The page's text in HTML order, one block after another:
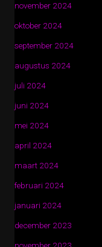
november 2024
oktober 2024
september 2024
augustus 2024
juli 2024
juni 2024
mei 2024
april 2024
maart 2024
februari 2024
januari 2024
december 2023